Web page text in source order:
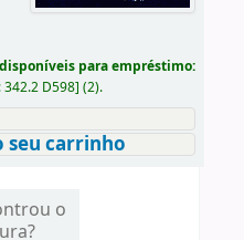
para empréstimo:
342.2 D598] (2).
seu carrinho
o